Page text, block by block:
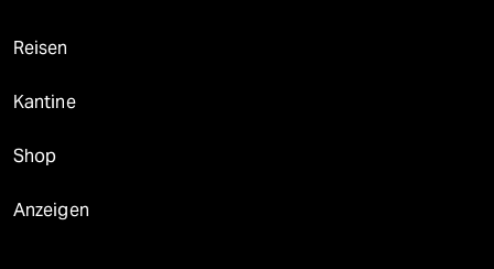
Reisen
Kantine
Shop
Anzeigen